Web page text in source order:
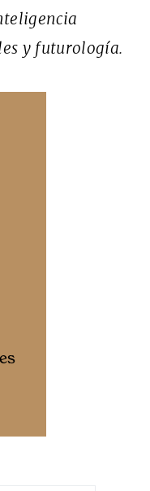
y futurología.